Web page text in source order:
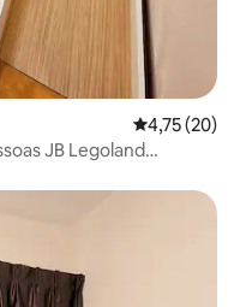
4,75 de uma
4,75 (20)
JB Legoland